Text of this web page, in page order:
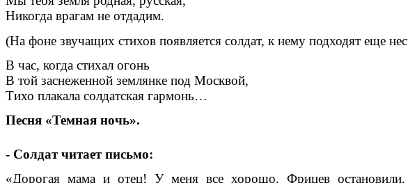
Никогда врагам не отдадим.
(На фоне звучащих стихов появляется солдат, к нему подходят еще
В час, когда стихал огонь
В той заснеженной землянке под Москвой,
Тихо плакала солдатская гармонь…
Песня «Темная ночь».
- Солдат читает письмо:
«Дорогая мама и отец! У меня все хорошо. Фрицев остановили.